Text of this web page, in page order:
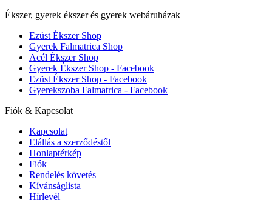
Ékszer, gyerek ékszer és gyerek webáruházak
Ezüst Ékszer Shop
Gyerek Falmatrica Shop
Acél Ékszer Shop
Gyerek Ékszer Shop - Facebook
Ezüst Ékszer Shop - Facebook
Gyerekszoba Falmatrica - Facebook
Fiók & Kapcsolat
Kapcsolat
Elállás a szerződéstől
Honlaptérkép
Fiók
Rendelés követés
Kívánságlista
Hírlevél